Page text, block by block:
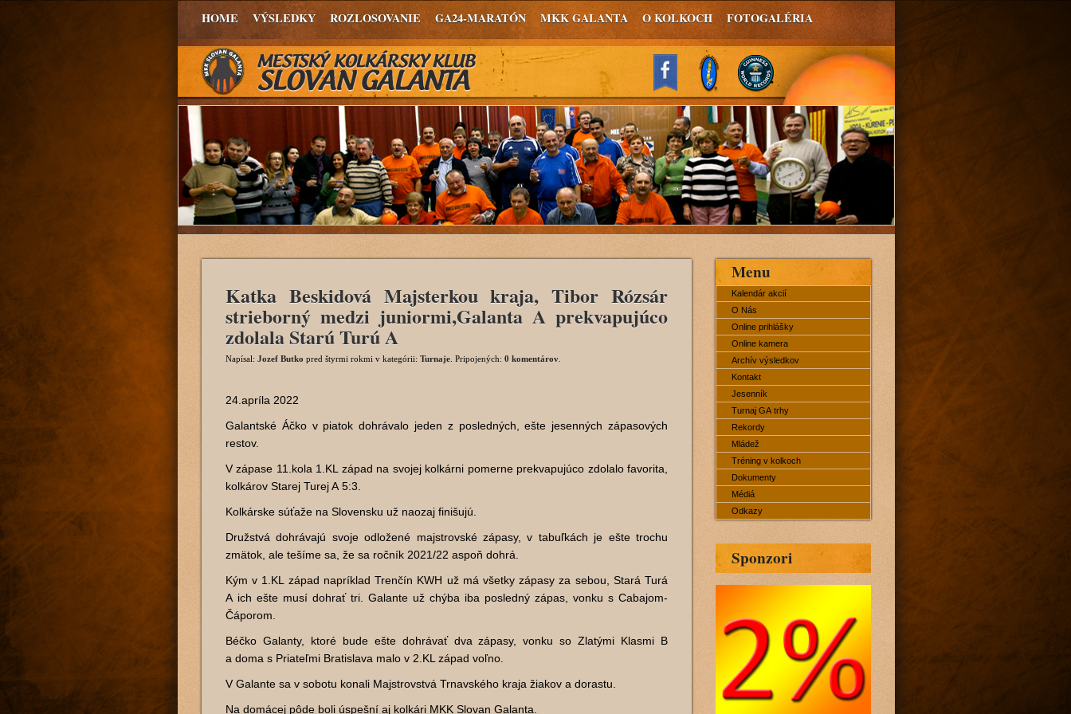
HOME VÝSLEDKY ROZLOSOVANIE GA24-MARATÓN MKK GALANTA O KOLKOCH FOTOGALÉRIA
Katka Beskidová Majsterkou kraja, Tibor Rózsár
strieborný medzi juniormi,Galanta A prekvapujúco
zdolala Starú Turú A
Napísal: Jozef Butko pred štyrmi rokmi v kategórii: Turnaje . Pripojených: 0 komentárov
24.apríla 2022
Galantské Áčko v piatok dohrávalo jeden z posledných, ešte jesenných zápasových
restov.
V zápase 11.kola 1.KL západ na svojej kolkárni pomerne prekvapujúco zdolalo favorita,
kolkárov Starej Turej A 5:3.
Kolkárske súťaže na Slovensku už naozaj finišujú.
Družstvá dohrávajú svoje odložené majstrovské zápasy, v tabuľkách je ešte trochu
zmätok, ale tešíme sa, že sa ročník 2021/22 aspoň dohrá.
Kým v 1.KL západ napríklad Trenčín KWH už má všetky zápasy za sebou, Stará Turá
A ich ešte musí dohrať tri. Galante už chýba iba posledný zápas, vonku s Cabajom-
Čáporom.
Béčko Galanty, ktoré bude ešte dohrávať dva zápasy, vonku so Zlatými Klasmi B
a doma s Priateľmi Bratislava malo v 2.KL západ voľno.
V Galante sa v sobotu konali Majstrovstvá Trnavského kraja žiakov a dorastu.
Na domácej pôde boli úspešní aj kolkári MKK Slovan Galanta.
Menu
Kalendár akcií
O Nás
Online prihlášky
Online kamera
Archív výsledkov
Kontakt
Jesenník
Turnaj GA trhy
Rekordy
Mládež
Tréning v kolkoch
Dokumenty
Médiá
Odkazy
Sponzori